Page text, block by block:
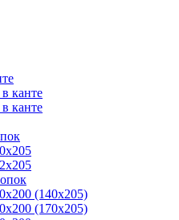
канте
канте
(140х205)
(170х205)